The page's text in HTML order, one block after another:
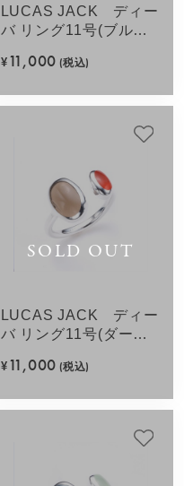
LUCAS JACK ディー
バ リング11号(ブルー
¥ 11,000 (税込)
SOLD OUT
LUCAS JACK ディー
バ リング11号(ダーク
ス)SV925
¥ 11,000 (税込)